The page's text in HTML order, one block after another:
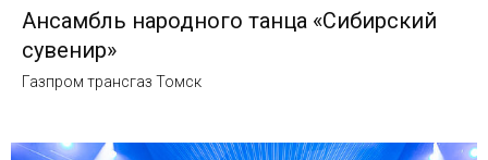
Ансамбль народного танца «Сибирский
сувенир»
Газпром трансгаз Томск